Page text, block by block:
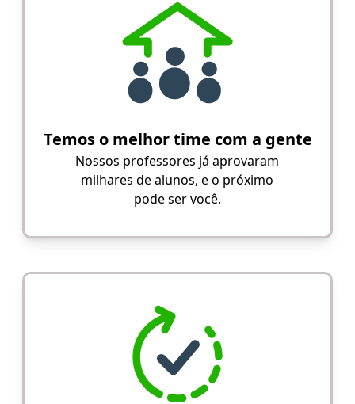
Temos o melhor time com a gente
Nossos professores já aprovaram
milhares de alunos, e o próximo
pode ser você.